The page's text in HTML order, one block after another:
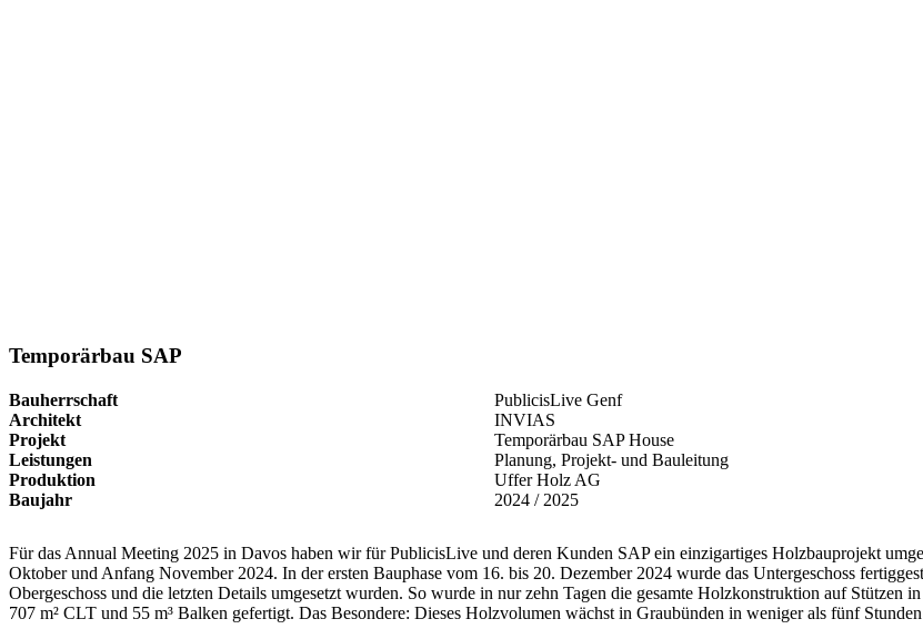
Temporärbau SAP
Bauherrschaft
PublicisLive Genf
Architekt
INVIAS
Projekt
Temporärbau SAP House
Leistungen
Planung, Projekt- und Bauleitung
Produktion
Uffer Holz AG
Baujahr
2024 / 2025
Für das Annual Meeting 2025 in Davos haben wir für PublicisLive und deren Kunden SAP ein einzigartiges Holzbauprojekt
Oktober und Anfang November 2024. In der ersten Bauphase vom 16. bis 20. Dezember 2024 wurde das Untergeschoss
Obergeschoss und die letzten Details umgesetzt wurden. So wurde in nur zehn Tagen die gesamte Holzkonstruktion auf Stützen
707 m² CLT und 55 m³ Balken gefertigt. Das Besondere: Dieses Holzvolumen wächst in Graubünden in weniger als fünf